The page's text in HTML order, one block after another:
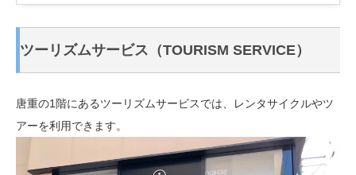
ツーリズムサービス（TOURISM SERVICE）
唐重の1階にあるツーリズムサービスでは、レンタサイクルやツ
アーを利用できます。